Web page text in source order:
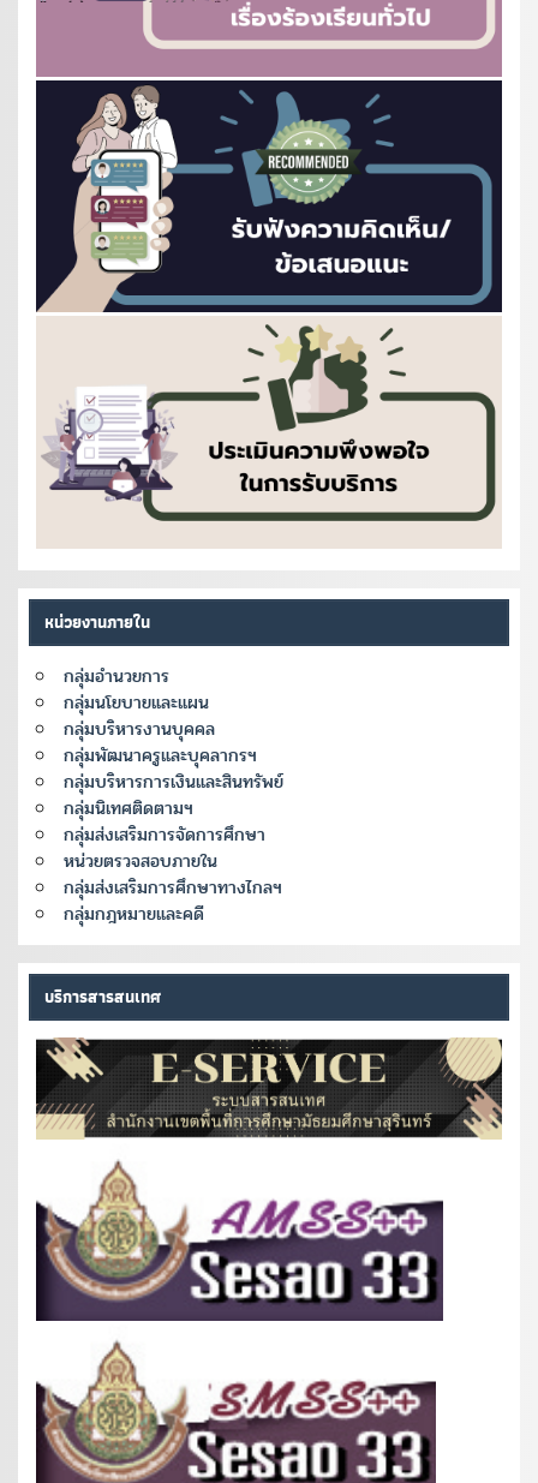
หน่วยงานภายใน
กลุ่มอำนวยการ
กลุ่มนโยบายและแผน
กลุ่มบริหารงานบุคคล
กลุ่มพัฒนาครูและบุคลากรฯ
กลุ่มบริหารการเงินและสินทรัพย์
กลุ่มนิเทศติดตามฯ
กลุ่มส่งเสริมการจัดการศึกษา
หน่วยตรวจสอบภายใน
กลุ่มส่งเสริมการศึกษาทางไกลฯ
กลุ่มกฎหมายและคดี
บริการสารสนเทศ